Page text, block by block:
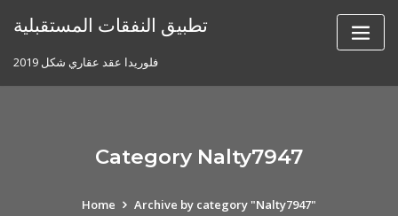
تطبيق النفقات المستقبلية
فلوريدا عقد عقاري شكل 2019
Category Nalty7947
Home Archive by category "Nalty7947"